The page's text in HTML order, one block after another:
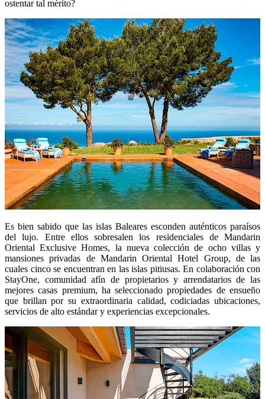
ostentar tal mérito?
Es bien sabido que las islas Baleares esconden auténticos paraísos
del lujo. Entre ellos sobresalen los residenciales de Mandarin
Oriental Exclusive Homes, la nueva colección de ocho villas y
mansiones privadas de Mandarin Oriental Hotel Group, de las
cuales cinco se encuentran en las islas pitiusas. En colaboración con
StayOne, comunidad afín de propietarios y arrendatarios de las
mejores casas premium, ha seleccionado propiedades de ensueño
que brillan por su extraordinaria calidad, codiciadas ubicaciones,
servicios de alto estándar y experiencias excepcionales.